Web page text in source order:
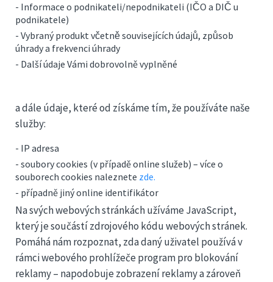
- Informace o podnikateli/nepodnikateli (IČO a DIČ u
podnikatele)
- Vybraný produkt včetně souvisejících údajů, způsob
úhrady a frekvenci úhrady
- Další údaje Vámi dobrovolně vyplněné
a dále údaje, které od získáme tím, že používáte naše
služby:
- IP adresa
- soubory cookies (v případě online služeb) – více o
souborech cookies naleznete zde.
- případně jiný online identifikátor
Na svých webových stránkách užíváme JavaScript,
který je součástí zdrojového kódu webových stránek.
Pomáhá nám rozpoznat, zda daný uživatel používá v
rámci webového prohlížeče program pro blokování
reklamy – napodobuje zobrazení reklamy a zároveň